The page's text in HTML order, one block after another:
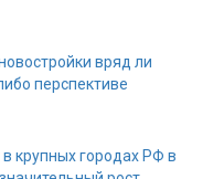
вряд ли
перспективе
крупных городах РФ в